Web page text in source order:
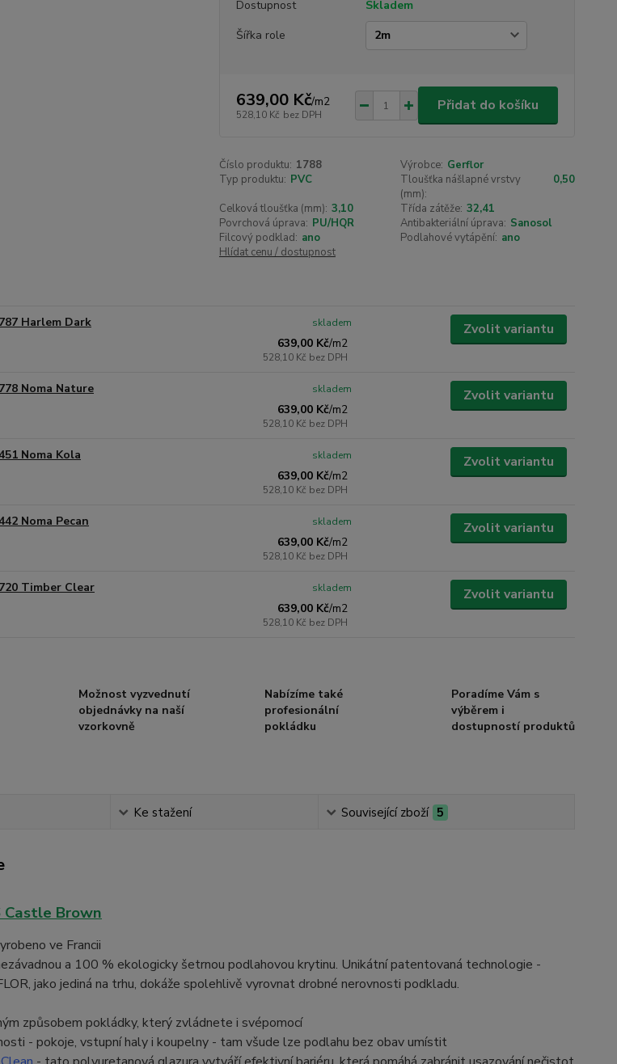
Dostupnost
Skladem
Šířka role
639,00 Kč/m2
528,10 Kč bez DPH
Přidat do košíku
Číslo produktu: 1788 Výrobce: Gerflor
Typ produktu: PVC
Tloušťka nášlapné vrstvy
(mm):
0,50
Celková tloušťka (mm): 3,10 Třída zátěže: 32,41
Povrchová úprava: PU/HQR Antibakteriální úprava: Sanosol
Filcový podklad: ano Podlahové vytápění: ano
Hlídat cenu / dostupnost
Harlem Dark
639,00 Kč/m2
528,10 Kč bez DPH
skladem Zvolit variantu
Noma Nature
639,00 Kč/m2
528,10 Kč bez DPH
skladem Zvolit variantu
Noma Kola
639,00 Kč/m2
528,10 Kč bez DPH
skladem Zvolit variantu
Noma Pecan
639,00 Kč/m2
528,10 Kč bez DPH
skladem Zvolit variantu
Timber Clear
639,00 Kč/m2
528,10 Kč bez DPH
skladem Zvolit variantu
Možnost vyzvednutí
objednávky na naší
vzorkovně
Nabízíme také
profesionální
pokládku
Poradíme Vám s
výběrem i
dostupností produktů
Ke stažení Související zboží 5
Castle Brown
ve Francii
a 100 % ekologicky šetrnou podlahovou krytinu. Unikátní patentovaná technologie -
jako jediná na trhu, dokáže spolehlivě vyrovnat drobné nerovnosti podkladu.
způsobem pokládky, který zvládnete i svépomocí
- pokoje, vstupní haly i koupelny - tam všude lze podlahu bez obav umístit